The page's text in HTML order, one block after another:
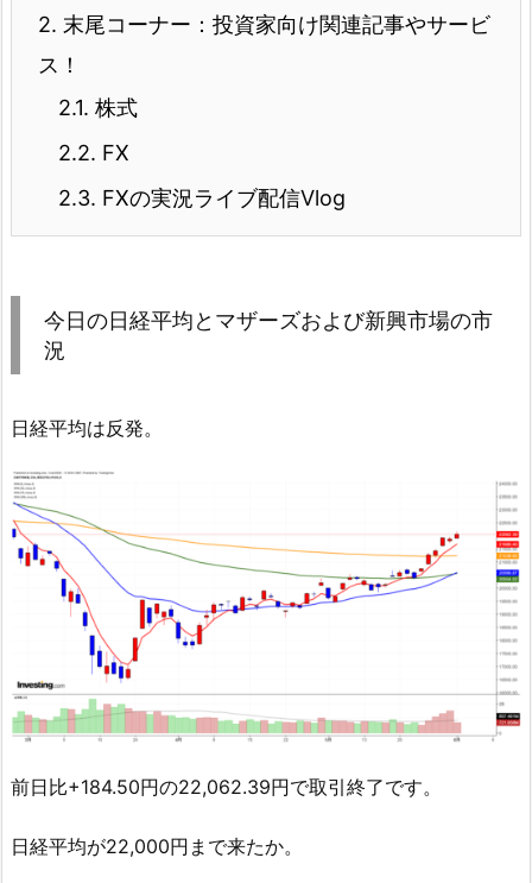
2. 末尾コーナー：投資家向け関連記事やサービ
ス！
2.1. 株式
2.2. FX
2.3. FXの実況ライブ配信Vlog
今日の日経平均とマザーズおよび新興市場の市
況
日経平均は反発。
前日比+184.50円の22,062.39円で取引終了です。
日経平均が22,000円まで来たか。